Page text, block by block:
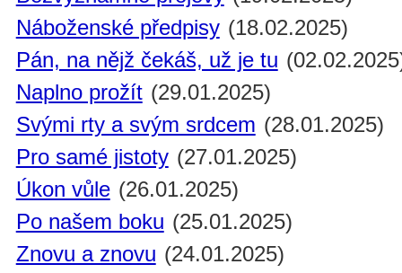
Náboženské předpisy (18.02.2025)
Pán, na nějž čekáš, už je tu
Naplno prožít (29.01.2025)
Svými rty a svým srdcem (28.01.2025)
Pro samé jistoty (27.01.2025)
Úkon vůle (26.01.2025)
Po našem boku (25.01.2025)
Znovu a znovu (24.01.2025)